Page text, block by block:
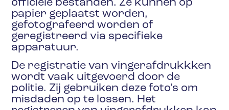
officiële bestanden. Ze kunnen op
papier geplaatst worden,
gefotografeerd worden of
geregistreerd via specifieke
apparatuur.
De registratie van vingerafdrukkken
wordt vaak uitgevoerd door de
politie. Zij gebruiken deze foto’s om
misdaden op te lossen. Het